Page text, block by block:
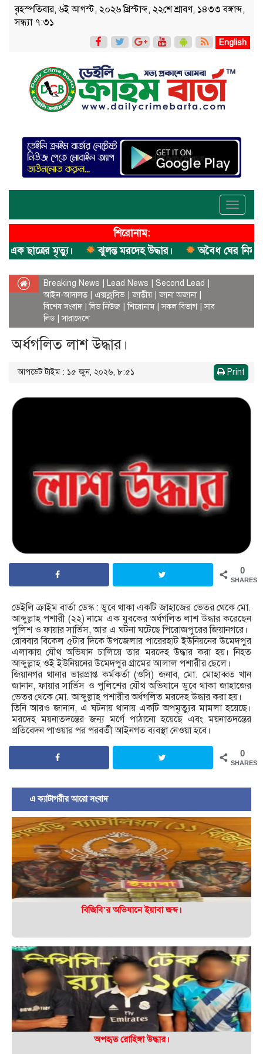
বৃহস্পতিবার, ৬ই আগস্ট, ২০২৬ খ্রিস্টাব্দ, ২২শে শ্রাবণ, ১৪৩৩ বঙ্গাব্দ,
সন্ধ্যা ৭:৩১
English
Toggle
শিরোনাম:
ছাত্রের মৃত্যু।
ঝুলন্ত মরদেহ উদ্ধার। অবৈধ ঘের নির্মাণে
Breaking News Lead News Second Lead
আইন-আদালত
এক্সক্লুসিভ |জাতীয় |জানা অজানা|
বিশেষ সংবাদ|লিড নিউজ |শিরোনাম|সকল বিভাগ|সাব
লিড|সারাদেশে
অর্ধগলিত লাশ উদ্ধার।
আপডেট টাইম : ১৫ জুন, ২০২৬, ৮:৫১ Print
0
SHARES
ডেইলি ক্রাইম বার্তা ডেস্ক : ডুবে থাকা একটি জাহাজের ভেতর থেকে মো.
আব্দুল্লাহ পশারী (২২) নামে এক যুবকের অর্ধগলিত লাশ উদ্ধার করেছেন
পুলিশ ও ফায়ার সার্ভিস, আর এ ঘটনা ঘটেছে পিরোজপুরের জিয়ানগরে।
রোববার বিকেল ৫টার দিকে উপজেলার পারেরহাট ইউনিয়নের উমেদপুর
এলাকায় যৌথ অভিযান চালিয়ে তার মরদেহ উদ্ধার করা হয়। নিহত
আব্দুল্লাহ ওই ইউনিয়নের উমেদপুর গ্রামের আলাল পশারীর ছেলে।
জিয়ানগর থানার ভারপ্রাপ্ত কর্মকর্তা (ওসি) জনাব, মো. মোহাব্বত খান
জানান, ফায়ার সার্ভিস ও পুলিশের যৌথ অভিযানে ডুবে থাকা জাহাজের
ভেতর থেকে মো. আব্দুল্লাহ পশারীর অর্ধগলিত মরদেহ উদ্ধার করা হয়।
তিনি আরও জানান, এ ঘটনায় থানায় একটি অপমৃত্যুর মামলা হয়েছে।
মরদেহ ময়নাতদন্তের জন্য মর্গে পাঠানো হয়েছে এবং ময়নাতদন্তের
প্রতিবেদন পাওয়ার পর পরবর্তী আইনগত ব্যবস্থা নেওয়া হবে।
0
SHARES
এ ক্যাটাগরীর আরো সংবাদ
বিজিবি’র অভিযানে ইয়াবা জব্দ।
অপহৃত রোহিঙ্গা উদ্ধার।